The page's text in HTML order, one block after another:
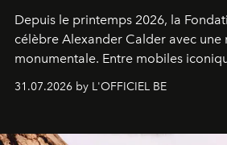
Depuis le printemps 2026, la
célèbre Alexander Calder avec une
monumentale. Entre mobiles
monumentales et poésie du
américain investit les espaces
sculpture.
31.07.2026 by L'OFFICIEL BE